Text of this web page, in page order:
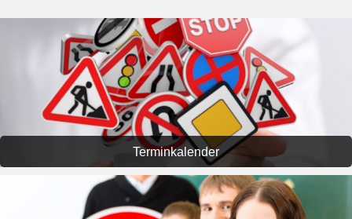
Terminkalender